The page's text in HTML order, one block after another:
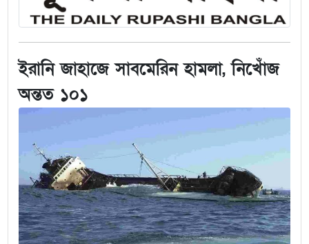
ইরানি জাহাজে সাবমেরিন হামলা, নিখোঁজ
অন্তত ১০১